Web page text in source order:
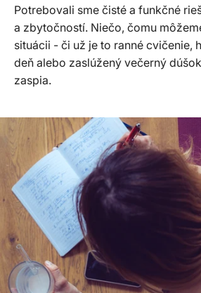
Potrebovali sme čisté a funkčné
a zbytočností. Niečo, čomu
situácii - či už je to ranné cvičenie,
deň alebo zaslúžený večerný
zaspia.